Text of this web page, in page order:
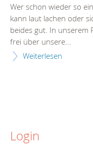
Wer schon wieder so
kann laut lachen oder
beides gut. In
frei über unsere...
Weiterlesen
Login